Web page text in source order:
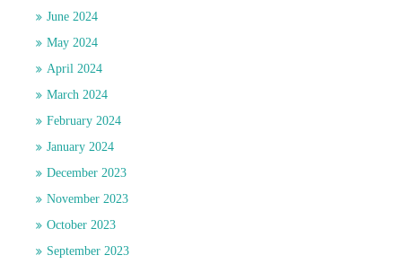
June 2024
May 2024
April 2024
March 2024
February 2024
January 2024
December 2023
November 2023
October 2023
September 2023